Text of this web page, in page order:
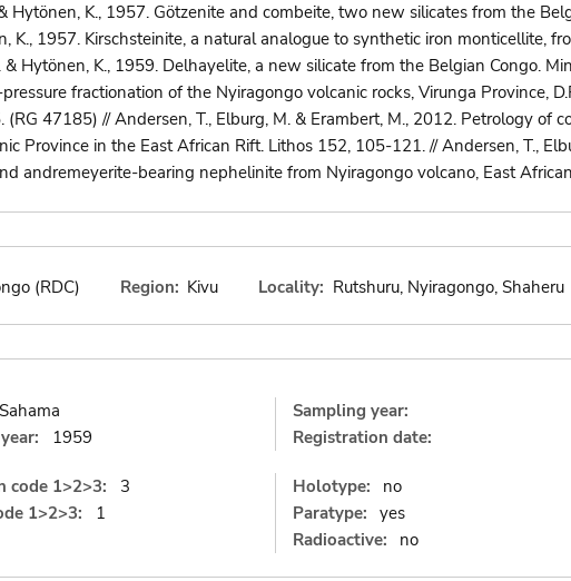
Hytönen, K., 1957. Götzenite and combeite, two new silicates from the
K., 1957. Kirschsteinite, a natural analogue to synthetic iron monticellite,
& Hytönen, K., 1959. Delhayelite, a new silicate from the Belgian Congo.
fractionation of the Nyiragongo volcanic rocks, Virunga Province,
47185) // Andersen, T., Elburg, M. & Erambert, M., 2012. Petrology
Province in the East African Rift. Lithos 152, 105-121. // Andersen, T.,
andremeyerite-bearing nephelinite from Nyiragongo volcano, East
(RDC) Region: Kivu Locality: Rutshuru, Nyiragongo, Shaheru
Sahama
1959
Sampling year:
Registration date:
code 1>2>3:
3
1>2>3:
1
Holotype:
no
Paratype: yes
Radioactive:
no